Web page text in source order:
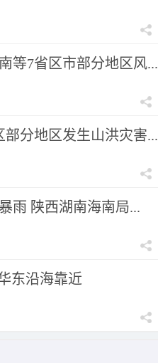
等7省区市部分地区风...
分地区发生山洪灾害...
雨 陕西湖南海南局...
东沿海靠近